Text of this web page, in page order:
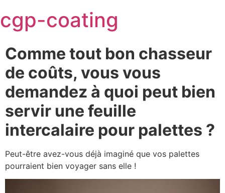
to
content
cgp-coating
Comme tout bon chasseur
de coûts, vous vous
demandez à quoi peut bien
servir une feuille
intercalaire pour palettes ?
Peut-être avez-vous déjà imaginé que vos palettes
pourraient bien voyager sans elle !